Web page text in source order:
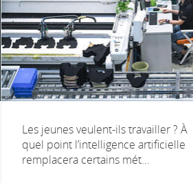
Les jeunes veulent-ils travailler ? À
quel point l’intelligence artificielle
remplacera certains mét...